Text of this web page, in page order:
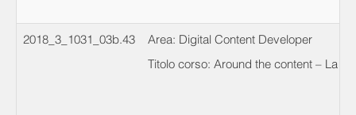
2018_3_1031_03b.43 Area: Digital Content Developer
Titolo corso: Around the content – La